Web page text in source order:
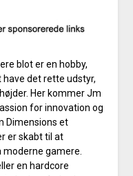
blot er en hobby,
det rette udstyr,
Her kommer Jm
for innovation og
Dimensions et
er skabt til at
gamere.
en hardcore